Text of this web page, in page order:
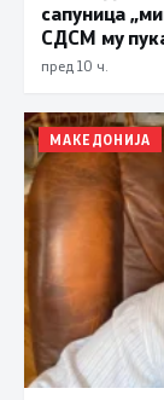
сапуница
СДСМ му
прифаќање
пред 10 ч.
МАКЕДОНИЈА